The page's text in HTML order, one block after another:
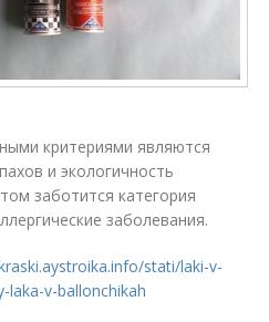
критериями являются
и экологичность
заботится категория
заболевания.
stati/laki-v-
laka-v-ballonchikah